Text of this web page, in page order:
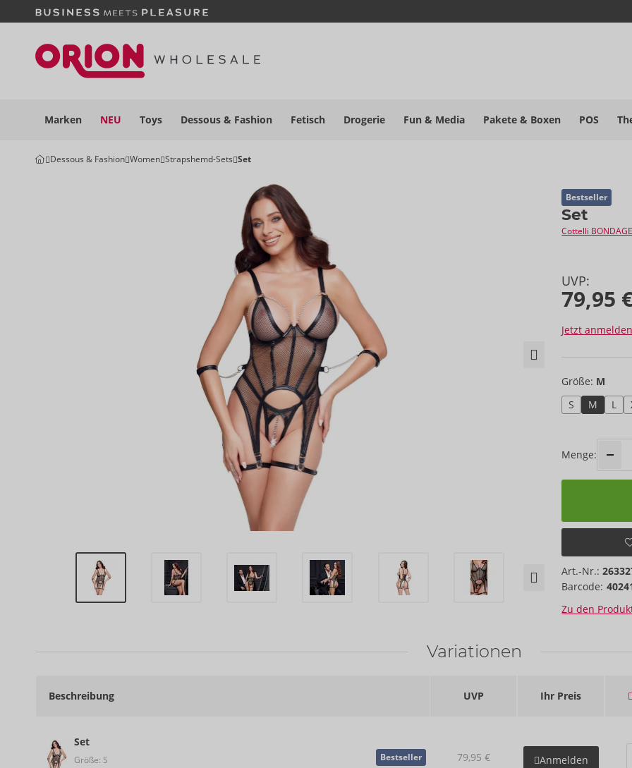
Marken NEU Toys Dessous & Fashion Fetisch Drogerie Fun & Media Pakete & Boxen POS
Dessous & Fashion Women Strapshemd-Sets Set
Bestseller
Set
Cottelli BONDAGE
UVP:
79,95
Jetzt
Größe: M
S
M L
Menge:
Art.-Nr.:
Barcode:
Zu den
Variationen
Beschreibung UVP Ihr Preis
Set
Größe: S
Bestseller 79,95 € Anmelden